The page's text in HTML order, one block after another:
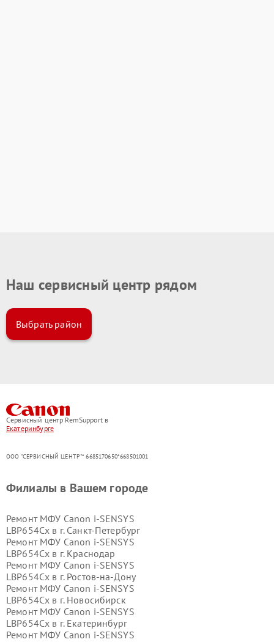
Наш сервисный центр рядом
Выбрать район
Сервисный центр RemSupport в
Екатеринбурге
ООО "СЕРВИСНЫЙ ЦЕНТР"* 6685170650*668501001
Филиалы в Вашем городе
Ремонт МФУ Canon i-SENSYS
LBP654Cx в г. Санкт-Петербург
Ремонт МФУ Canon i-SENSYS
LBP654Cx в г. Краснодар
Ремонт МФУ Canon i-SENSYS
LBP654Cx в г. Ростов-на-Дону
Ремонт МФУ Canon i-SENSYS
LBP654Cx в г. Новосибирск
Ремонт МФУ Canon i-SENSYS
LBP654Cx в г. Екатеринбург
Ремонт МФУ Canon i-SENSYS